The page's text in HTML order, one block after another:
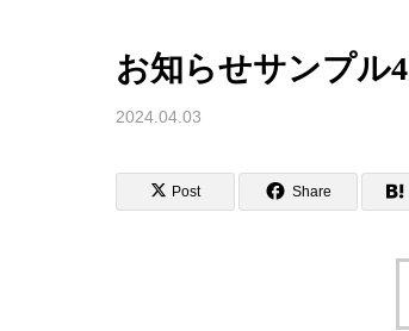
お知らせサンプル4
2024.04.03
Post Share